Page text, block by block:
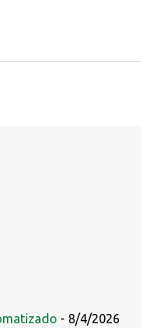
- 8/4/2026